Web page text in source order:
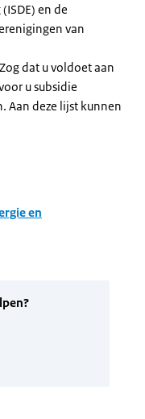
en de
van
dat u voldoet aan
u subsidie
Aan deze lijst kunnen
en